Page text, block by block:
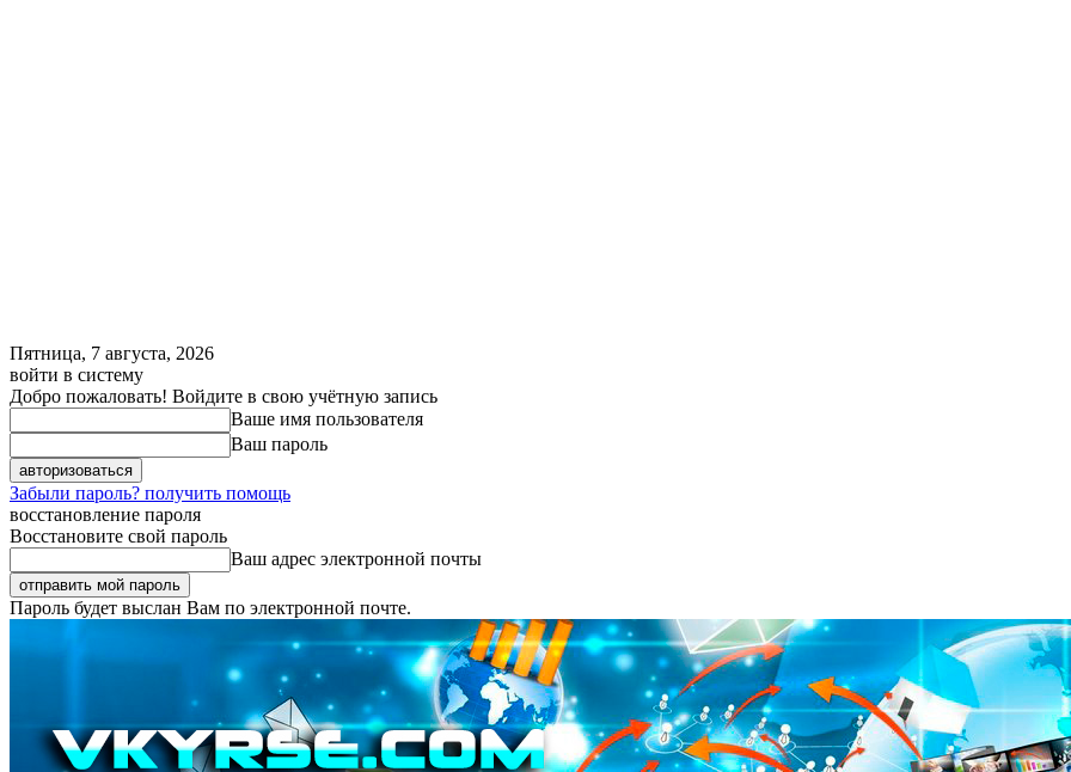
Пятница, 7 августа, 2026
войти в систему
Добро пожаловать! Войдите в свою учётную запись
Ваше имя пользователя
Ваш пароль
Забыли пароль? получить помощь
восстановление пароля
Восстановите свой пароль
Ваш адрес электронной почты
Пароль будет выслан Вам по электронной почте.